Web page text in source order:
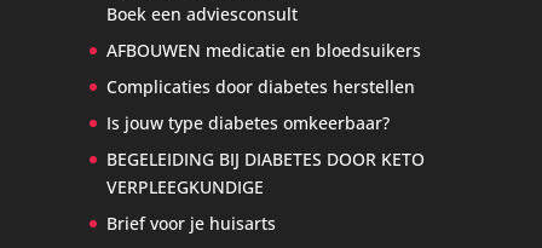
Boek een adviesconsult
AFBOUWEN medicatie en bloedsuikers
Complicaties door diabetes herstellen
Is jouw type diabetes omkeerbaar?
BEGELEIDING BIJ DIABETES DOOR KETO
VERPLEEGKUNDIGE
Brief voor je huisarts